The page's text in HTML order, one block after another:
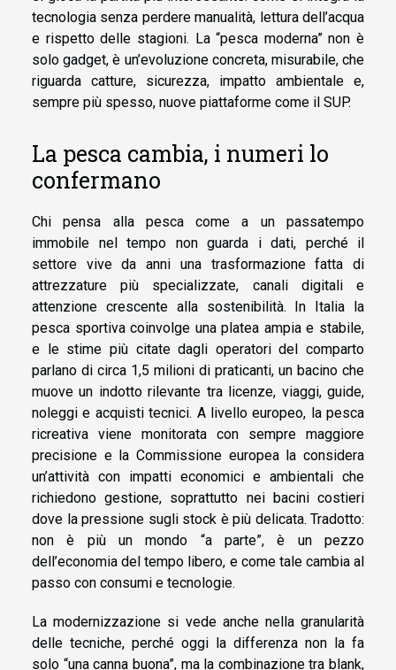
tecnologia senza perdere manualità, lettura dell’acqua
e rispetto delle stagioni. La “pesca moderna” non è
solo gadget, è un’evoluzione concreta, misurabile, che
riguarda catture, sicurezza, impatto ambientale e,
sempre più spesso, nuove piattaforme come il SUP.
La pesca cambia, i numeri lo
confermano
Chi pensa alla pesca come a un passatempo
immobile nel tempo non guarda i dati, perché il
settore vive da anni una trasformazione fatta di
attrezzature più specializzate, canali digitali e
attenzione crescente alla sostenibilità. In Italia la
pesca sportiva coinvolge una platea ampia e stabile,
e le stime più citate dagli operatori del comparto
parlano di circa 1,5 milioni di praticanti, un bacino che
muove un indotto rilevante tra licenze, viaggi, guide,
noleggi e acquisti tecnici. A livello europeo, la pesca
ricreativa viene monitorata con sempre maggiore
precisione e la Commissione europea la considera
un’attività con impatti economici e ambientali che
richiedono gestione, soprattutto nei bacini costieri
dove la pressione sugli stock è più delicata. Tradotto:
non è più un mondo “a parte”, è un pezzo
dell’economia del tempo libero, e come tale cambia al
passo con consumi e tecnologie.
La modernizzazione si vede anche nella granularità
delle tecniche, perché oggi la differenza non la fa
solo “una canna buona”, ma la combinazione tra blank,